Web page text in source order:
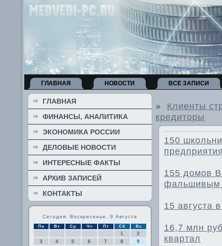
ГЛАВНАЯ НОВОСТИ ВСЕ ЗАПИСИ
ГЛАВНАЯ
ФИНАНСЫ, АНАЛИТИКА
ЭКОНОМИКА РОССИИ
ДЕЛОВЫЕ НОВОСТИ
ИНТЕРЕСНЫЕ ФАКТЫ
АРХИВ ЗАПИСЕЙ
КОНТАКТЫ
Сегодня: Воскресенье, 9 Августа
Пн Вт Ср Чт Пт Сб Вс
1
2
3
4 5 6 7 8
9
» Клиенты
кредиторы
150
155 домов
фальшивым
15 августа
16,7 млн
квартал